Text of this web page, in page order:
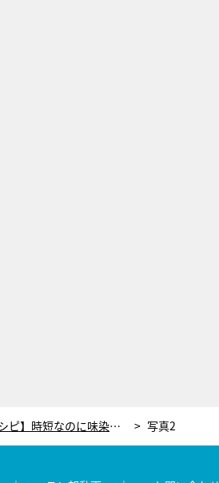
【『家事ヤロウ!!!』レシピ】時短なのに味染み！和田明日香が教えるお手軽「ブリ大根」 写真2